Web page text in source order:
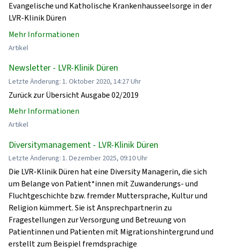
Evangelische und Katholische Krankenhausseelsorge in der
LVR-Klinik Düren
Mehr Informationen
Artikel
Newsletter - LVR-Klinik Düren
Letzte Änderung: 1. Oktober 2020, 14:27 Uhr
Zurück zur Übersicht Ausgabe 02/2019
Mehr Informationen
Artikel
Diversitymanagement - LVR-Klinik Düren
Letzte Änderung: 1. Dezember 2025, 09:10 Uhr
Die LVR-Klinik Düren hat eine Diversity Managerin, die sich
um Belange von Patient*innen mit Zuwanderungs- und
Fluchtgeschichte bzw. fremder Muttersprache, Kultur und
Religion kümmert. Sie ist Ansprechpartnerin zu
Fragestellungen zur Versorgung und Betreuung von
Patientinnen und Patienten mit Migrationshintergrund und
erstellt zum Beispiel fremdsprachige